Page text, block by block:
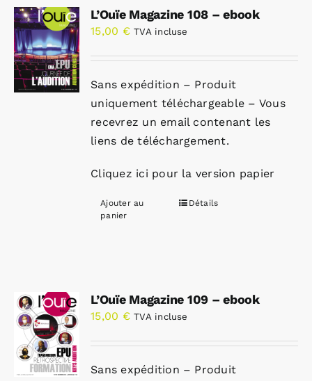
L’Ouïe Magazine 108 – ebook
15,00 € TVA incluse
Sans expédition – Produit
uniquement téléchargeable – Vous
recevrez un email contenant les
liens de téléchargement.
Cliquez ici pour la version papier
Ajouter au
panier
Détails
L’Ouïe Magazine 109 – ebook
15,00 € TVA incluse
Sans expédition – Produit